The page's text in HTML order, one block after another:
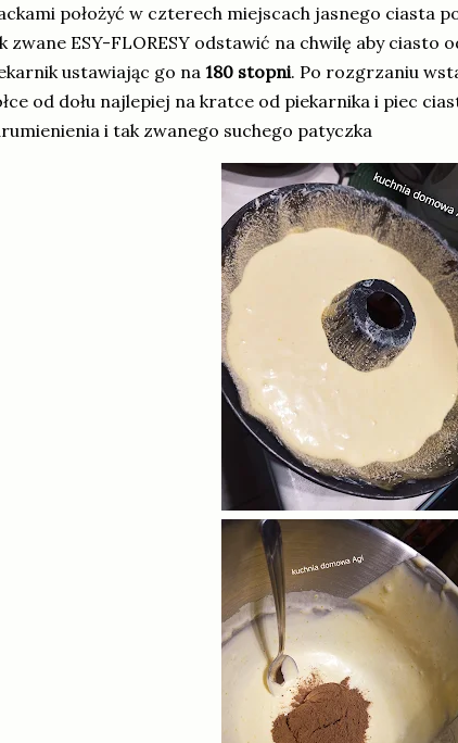
położyć w czterech miejscach jasnego ciasta
zwane ESY-FLORESY odstawić na chwilę aby ciasto
ustawiając go na 180 stopni. Po rozgrzaniu
od dołu najlepiej na kratce od piekarnika i piec
i tak zwanego suchego patyczka